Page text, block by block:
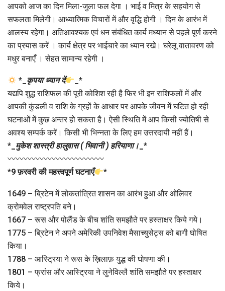
आपको आज का दिन मिला-जुला फल देगा । भाई व मित्र के सहयोग से
सफलता मिलेगी। आध्यात्मिक विचारों में और वृद्धि होगी । दिन के आरंभ में
आलस्य रहेगा। अतिआवश्यक एवं धन संबंधित कार्य मध्यान से पहले पूर्ण करने
का प्रयास करें । कार्य क्षेत्र पर भाईचारे का ध्यान रखे। घरेलू वातावरण को
मधुर बनाएँ । सेहत सामान्य रहेगी ।
* कृपया ध्यान दें _*
यद्यपि शुद्ध राशिफल की पूरी कोशिश रही है फिर भी इन राशिफलों में और
आपकी कुंडली व राशि के ग्रहों के आधार पर आपके जीवन में घटित हो रही
घटनाओं में कुछ अन्तर हो सकता है। ऐसी स्थिति में आप किसी ज्योतिषी से
अवश्य सम्पर्क करें। किसी भी भिन्नता के लिए हम उत्तरदायी नहीं हैं।
* मुकेश शास्त्री हालुवास ( भिवानी ) हरियाणा। *
〰〰〰〰〰〰〰〰〰〰〰〰
*9 फ़रवरी की महत्त्वपूर्ण घटनाएँ *
1649 – ब्रिटेन में लोकतांत्रित शासन का आरंभ हुआ और ओलिवर
क्रोमवेल राष्ट्रपति बने।
1667 – रूस और पोलैंड के बीच शांति समझौते पर हस्ताक्षर किये गये।
1775 – ब्रिटेन ने अपने अमेरिकी उपनिवेश मैसाच्युसेट्स को बागी घोषित
किया।
1788 – आस्ट्रिया ने रूस के ख़िलाफ़ युद्ध की घोषणा की।
1801 – फ्रांस और आस्ट्रिया ने लुनेविल्लै शांति समझौते पर हस्ताक्षर
किये।